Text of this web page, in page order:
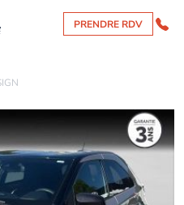
PRENDRE RDV